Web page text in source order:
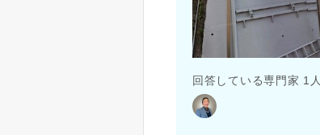
回答している専門家 1人